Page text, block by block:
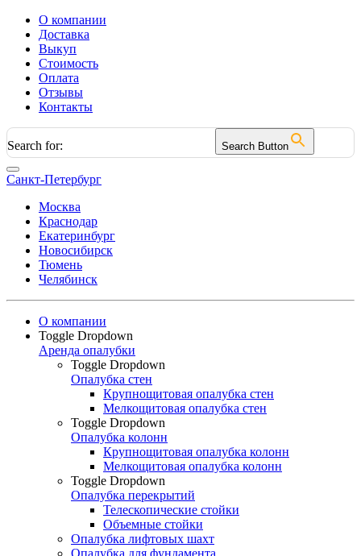
О компании
Доставка
Выкуп
Стоимость
Оплата
Отзывы
Контакты
Search for: Search Button
Санкт-Петербург
Москва
Краснодар
Екатеринбург
Новосибирск
Тюмень
Челябинск
О компании
Toggle Dropdown
Аренда опалубки
Toggle Dropdown
Опалубка стен
Крупнощитовая опалубка стен
Мелкощитовая опалубка стен
Toggle Dropdown
Опалубка колонн
Крупнощитовая опалубка колонн
Мелкощитовая опалубка колонн
Toggle Dropdown
Опалубка перекрытий
Телескопические стойки
Объемные стойки
Опалубка лифтовых шахт
Опалубка для фундамента